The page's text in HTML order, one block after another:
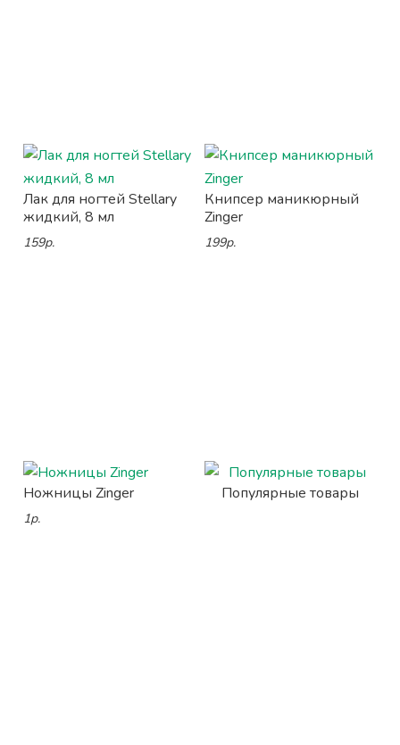
Лак для ногтей Stellary
жидкий, 8 мл
159р.
Книпсер маникюрный
Zinger
199р.
Ножницы Zinger
1р.
Популярные товары